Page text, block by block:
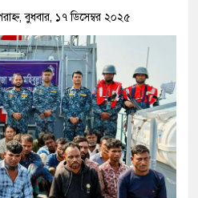
বুধবার, ১৭ ডিসেম্বর ২০২৫